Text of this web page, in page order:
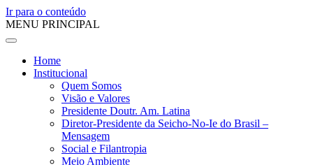
Ir para o conteúdo
MENU PRINCIPAL
Home
Institucional
Quem Somos
Visão e Valores
Presidente Doutr. Am. Latina
Diretor-Presidente da Seicho-No-Ie do Brasil –
Mensagem
Social e Filantropia
Meio Ambiente